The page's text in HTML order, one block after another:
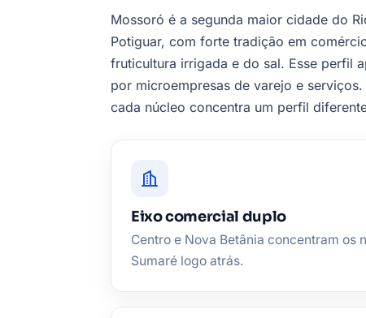
Mossoró é a segunda maior cidade do
Potiguar, com forte tradição em
fruticultura irrigada e do sal. Esse perfil
por microempresas de varejo e
cada núcleo concentra um perfil
Eixo comercial duplo
Centro e Nova Betânia concentram os
Sumaré logo atrás.